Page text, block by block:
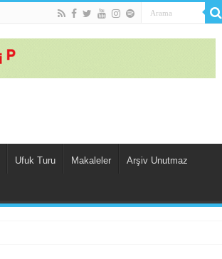
Ufuk Turu Makaleler Arşiv Unutmaz